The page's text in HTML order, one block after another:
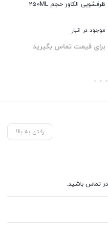
ظرفشویی الکاور حجم 250ML
موجود در انبار
برای قیمت تماس بگیرید
بستن
رفتن به بالا